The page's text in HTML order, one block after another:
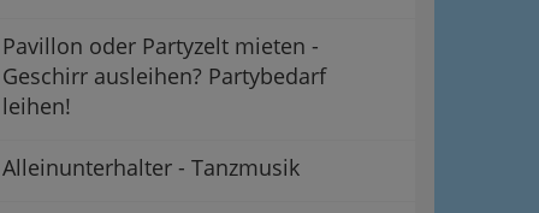
Pavillon oder Partyzelt mieten -
Geschirr ausleihen? Partybedarf
leihen!
Alleinunterhalter - Tanzmusik